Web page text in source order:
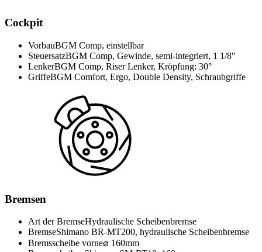
Cockpit
VorbauBGM Comp, einstellbar
SteuersatzBGM Comp, Gewinde, semi-integriert, 1 1/8″
LenkerBGM Comp, Riser Lenker, Kröpfung: 30°
GriffeBGM Comfort, Ergo, Double Density, Schraubgriffe
Bremsen
Art der BremseHydraulische Scheibenbremse
BremseShimano BR-MT200, hydraulische Scheibenbremse
Bremsscheibe vorne⌀ 160mm